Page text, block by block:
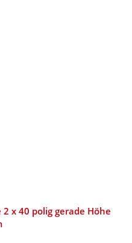
x 40 polig gerade Höhe